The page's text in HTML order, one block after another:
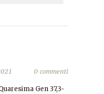
0 commenti
Gen 37,3-